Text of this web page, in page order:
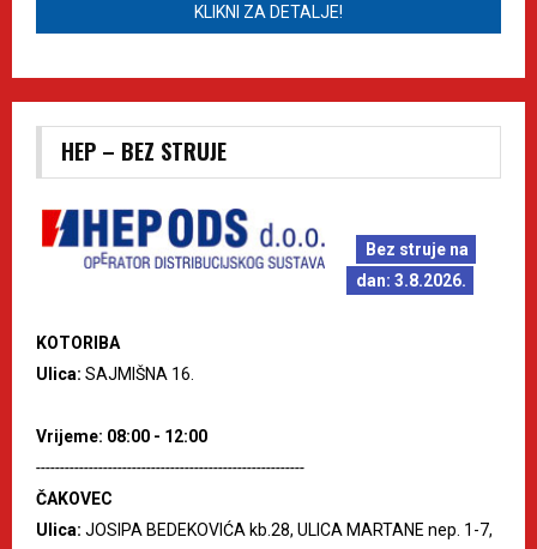
KLIKNI ZA DETALJE!
HEP – BEZ STRUJE
Bez struje na
dan: 3.8.2026.
KOTORIBA
Ulica: SAJMIŠNA 16.
Vrijeme: 08:00 - 12:00
--------------------------------------------------------
ČAKOVEC
Ulica: JOSIPA BEDEKOVIĆA kb.28, ULICA MARTANE nep. 1-7,